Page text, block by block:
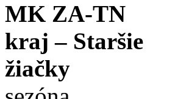
MK ZA-TN
kraj – Staršie
žiačky